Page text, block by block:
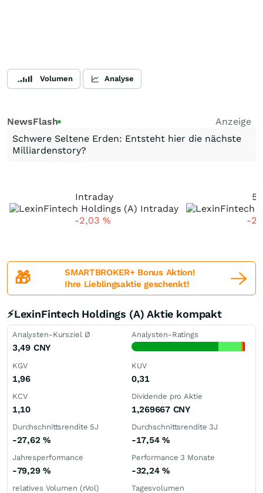
Volumen Analyse
NewsFlash
Anzeige
Schwere Seltene Erden: Entsteht hier die nächste
Milliardenstory?
Intraday
-2,03 %
5
-
🎁
SMARTBROKER+ Bonus Aktion!
Ihre Lieblingsaktie geschenkt!
⚡LexinFintech Holdings (A) Aktie kompakt
Analysten-Kursziel Ø
3,49 CNY
Analysten-Ratings
KGV
1,96
KUV
0,31
KCV
1,10
Dividende pro Aktie
1,269667 CNY
Durchschnittsrendite 5J
-27,62 %
Durchschnittsrendite 3J
-17,54 %
Jahresperformance
-79,29 %
Performance 3 Monate
-32,24 %
relatives Volumen (rVol) Tagesvolumen